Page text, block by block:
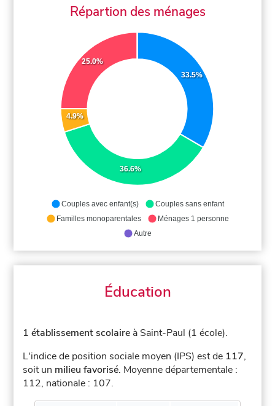
Répartion des ménages
33.5%
36.6%
4.9%
25.0%
Couples avec enfant(s)
Couples sans enfant
Familles monoparentales
Ménages 1 personne
Autre
Éducation
1 établissement scolaire à Saint-Paul (1 école).
L'indice de position sociale moyen (IPS) est de 117,
soit un milieu favorisé. Moyenne départementale :
112, nationale : 107.